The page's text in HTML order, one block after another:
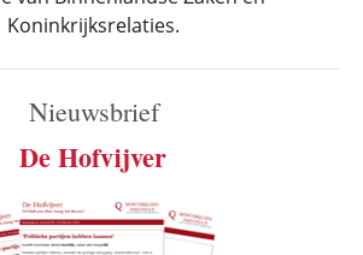
Koninkrijksrelaties.
Nieuwsbrief
De Hofvijver